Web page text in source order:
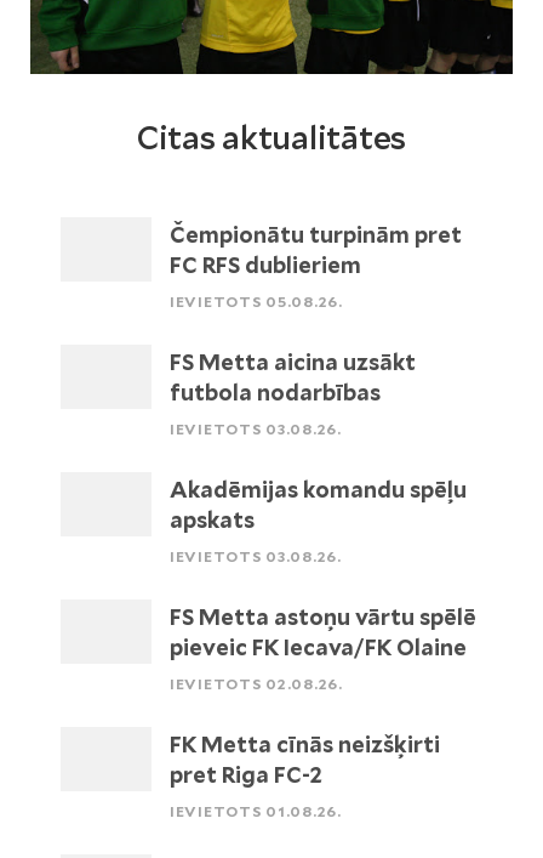
Citas aktualitātes
Čempionātu turpinām pret
FC RFS dublieriem
IEVIETOTS 05.08.26.
FS Metta aicina uzsākt
futbola nodarbības
IEVIETOTS 03.08.26.
Akadēmijas komandu spēļu
apskats
IEVIETOTS 03.08.26.
FS Metta astoņu vārtu spēlē
pieveic FK Iecava/FK Olaine
IEVIETOTS 02.08.26.
FK Metta cīnās neizšķirti
pret Riga FC-2
IEVIETOTS 01.08.26.